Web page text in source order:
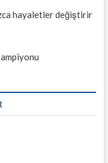
hayaletler değiştirir